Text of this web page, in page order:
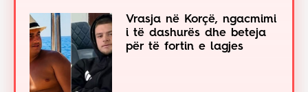
Vrasja në Korçë, ngacmimi
i të dashurës dhe beteja
për të fortin e lagjes